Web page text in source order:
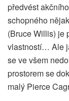
předvést
schopného
(Bruce Willis) je
vlastností… Ale
se ve všem
prostorem se
malý Pierce